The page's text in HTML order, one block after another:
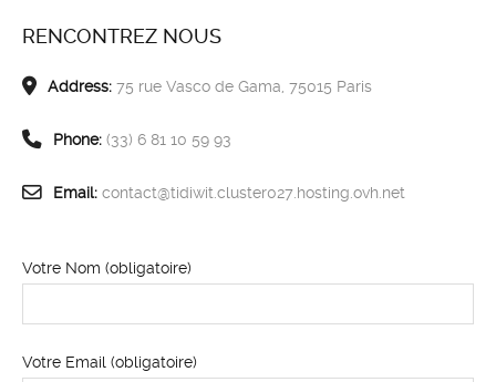
RENCONTREZ NOUS
Address: 75 rue Vasco de Gama, 75015 Paris
Phone: (33) 6 81 10 59 93
Email: contact@tidiwit.cluster027.hosting.ovh.net
Votre Nom (obligatoire)
Votre Email (obligatoire)